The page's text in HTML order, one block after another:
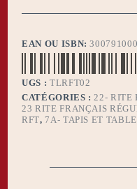
Loge
2°
EAN OU ISBN:
UGS : TLRFT02
CATÉGORIES : 22- RITE
23 RITE FRANÇAIS
RFT, 7A- TAPIS ET